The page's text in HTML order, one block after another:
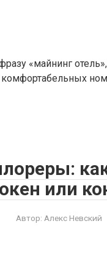
«майнинг отель»,
или
Автор: Алекс Невский